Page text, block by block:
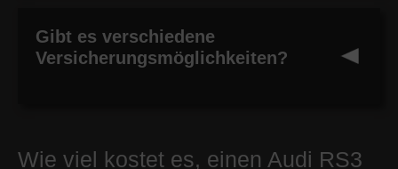
Gibt es verschiedene
Versicherungsmöglichkeiten?
Wie viel kostet es, einen Audi RS3